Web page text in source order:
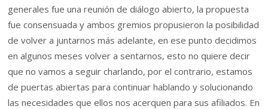
generales fue una reunión de diálogo abierto, la propuesta
fue consensuada y ambos gremios propusieron la posibilidad
de volver a juntarnos más adelante, en ese punto decidimos
en algunos meses volver a sentarnos, esto no quiere decir
que no vamos a seguir charlando, por el contrario, estamos
de puertas abiertas para continuar hablando y solucionando
las necesidades que ellos nos acerquen para sus afiliados. En